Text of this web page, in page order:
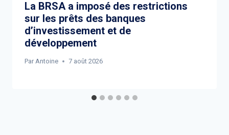
La BRSA a imposé des restrictions
sur les prêts des banques
d’investissement et de
développement
Par Antoine 7 août 2026